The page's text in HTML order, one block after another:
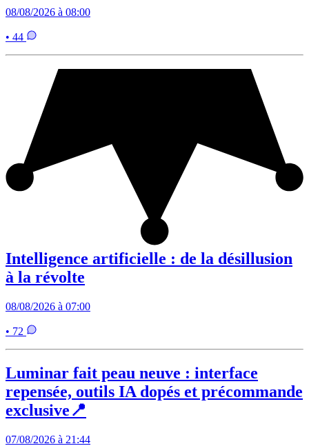
08/08/2026 à 08:00
• 44
Intelligence artificielle : de la désillusion
à la révolte
08/08/2026 à 07:00
• 72
Luminar fait peau neuve : interface
repensée, outils IA dopés et précommande
exclusive📍
07/08/2026 à 21:44